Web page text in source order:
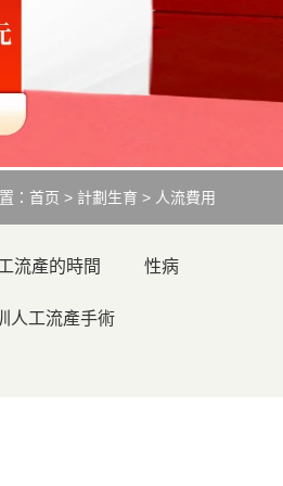
： 首页 > 計劃生育 > 人流費用
流產的時間 性病
人工流產手術